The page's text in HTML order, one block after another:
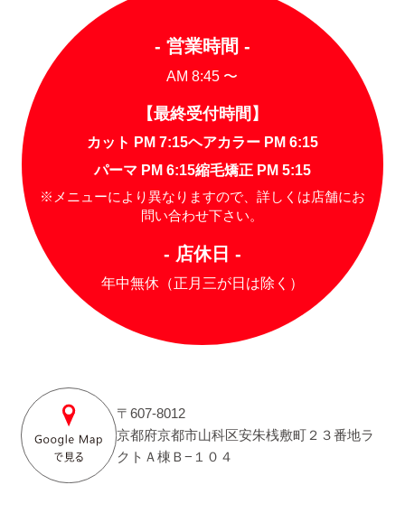
- 営業時間 -
AM 8:45 〜
【最終受付時間】
カット PM 7:15ヘアカラー PM 6:15
パーマ PM 6:15縮毛矯正 PM 5:15
※メニューにより異なりますので、詳しくは店舗にお
問い合わせ下さい。
- 店休日 -
年中無休（正月三が日は除く）
〒607-8012
京都府京都市山科区安朱桟敷町２３番地ラ
クトＡ棟Ｂ−１０４